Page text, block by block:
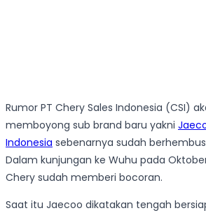
Rumor PT Chery Sales Indonesia (CSI)
memboyong sub brand baru yakni
Indonesia sebenarnya sudah
Dalam kunjungan ke Wuhu pada
Chery sudah memberi bocoran.
Saat itu Jaecoo dikatakan tengah